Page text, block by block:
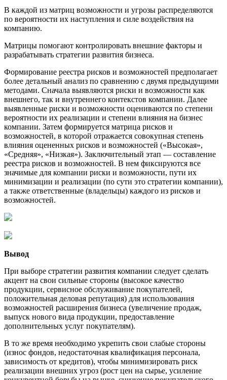
В каждой из матриц возможности и угрозы распределяются
по вероятности их наступления и силе воздействия на
компанию.
Матрицы помогают контролировать внешние факторы и
разрабатывать стратегии развития бизнеса.
Формирование реестра рисков и возможностей предполагает
более детальный анализ по сравнению с двумя предыдущими
методами. Сначала выявляются риски и возможности как
внешнего, так и внутреннего контекстов компании. Далее
выявленные риски и возможности оцениваются по степени
вероятности их реализации и степени влияния на бизнес
компании. Затем формируется матрица рисков и
возможностей, в которой отражается совокупная степень
влияния оцененных рисков и возможностей («Высокая»,
«Средняя», «Низкая»). Заключительный этап — составление
реестра рисков и возможностей. В нем фиксируются все
значимые для компании риски и возможности, пути их
минимизации и реализации (по сути это стратегии компании),
а также ответственные (владельцы) каждого из рисков и
возможностей.
Вывод
При выборе стратегии развития компании следует сделать
акцент на свои сильные стороны (высокое качество
продукции, сервисное обслуживание покупателей,
положительная деловая репутация) для использования
возможностей расширения бизнеса (увеличение продаж,
выпуск нового вида продукции, предоставление
дополнительных услуг покупателям).
В то же время необходимо укрепить свои слабые стороны
(износ фондов, недостаточная квалификация персонала,
зависимость от кредитов), чтобы минимизировать риск
реализации внешних угроз (рост цен на сырье, усиление